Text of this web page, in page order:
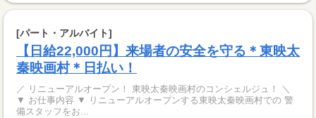
[パート・アルバイト]
【日給22,000円】来場者の安全を守る＊東映太
秦映画村＊日払い！
／ リニューアルオープン！ 東映太秦映画村のコンシェルジュ！ ＼
▼ お仕事内容 ▼ リニューアルオープンする東映太秦映画村での 警
備スタッフをお...